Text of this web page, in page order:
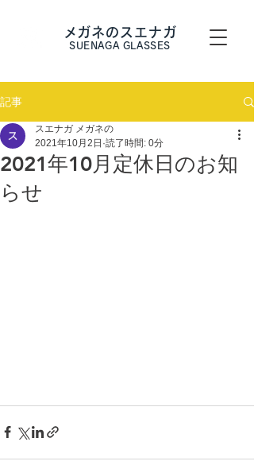
メガネのスエナガ
SUENAGA GLASSES
記事
2021年10月定休日のお知
らせ
スエナガ メガネの
2021年10月2日 読了時間: 0分